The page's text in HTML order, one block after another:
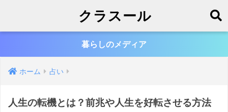
クラスール
暮らしのメディア
ホーム 占い
人生の転機とは？前兆や人生を好転させる方法